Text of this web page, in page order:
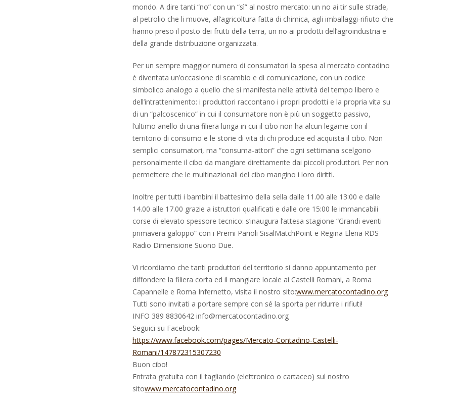
mondo. A dire tanti “no” con un “sì” al nostro mercato: un no ai tir sulle strade,
al petrolio che li muove, all’agricoltura fatta di chimica, agli imballaggi-rifiuto che
hanno preso il posto dei frutti della terra, un no ai prodotti dell’agroindustria e
della grande distribuzione organizzata.
Per un sempre maggior numero di consumatori la spesa al mercato contadino
è diventata un’occasione di scambio e di comunicazione, con un codice
simbolico analogo a quello che si manifesta nelle attività del tempo libero e
dell’intrattenimento: i produttori raccontano i propri prodotti e la propria vita su
di un “palcoscenico” in cui il consumatore non è più un soggetto passivo,
l’ultimo anello di una filiera lunga in cui il cibo non ha alcun legame con il
territorio di consumo e le storie di vita di chi produce ed acquista il cibo. Non
semplici consumatori, ma “consuma-attori” che ogni settimana scelgono
personalmente il cibo da mangiare direttamente dai piccoli produttori. Per non
permettere che le multinazionali del cibo mangino i loro diritti.
Inoltre per tutti i bambini il battesimo della sella dalle 11.00 alle 13:00 e dalle
14.00 alle 17.00 grazie a istruttori qualificati e dalle ore 15:00 le immancabili
corse di elevato spessore tecnico: s’inaugura l’attesa stagione “Grandi eventi
primavera galoppo” con i Premi Parioli SisalMatchPoint e Regina Elena RDS
Radio Dimensione Suono Due.
Vi ricordiamo che tanti produttori del territorio si danno appuntamento per
diffondere la filiera corta ed il mangiare locale ai Castelli Romani, a Roma
Capannelle e Roma Infernetto, visita il nostro sito:www.mercatocontadino.org
Tutti sono invitati a portare sempre con sé la sporta per ridurre i rifiuti!
INFO 389 8830642 info@mercatocontadino.org
Seguici su Facebook:
https://www.facebook.com/pages/Mercato-Contadino-Castelli-
Romani/147872315307230
Buon cibo!
Entrata gratuita con il tagliando (elettronico o cartaceo) sul nostro
sitowww.mercatocontadino.org